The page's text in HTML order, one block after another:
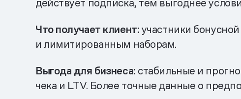
действует подписка, тем выгоднее
Что получает клиент:участники
и лимитированным наборам.
Выгода для бизнеса: стабильные и
чека и LTV. Более точные данные о